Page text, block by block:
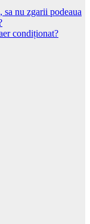
nu zgarii podeaua
condiționat?